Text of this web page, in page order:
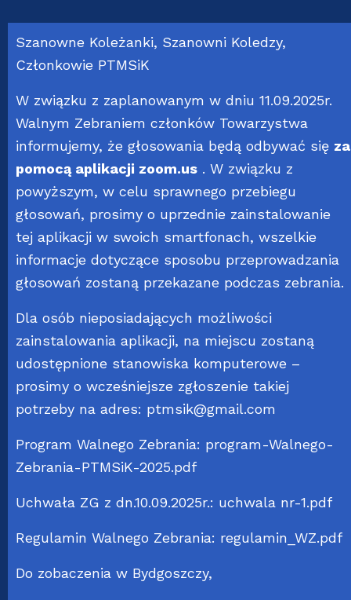
Szanowne Koleżanki, Szanowni Koledzy,
Członkowie PTMSiK
W związku z zaplanowanym w dniu 11.09.2025r.
Walnym Zebraniem członków Towarzystwa
informujemy, że głosowania będą odbywać się za
pomocą aplikacji zoom.us . W związku z
powyższym, w celu sprawnego przebiegu
głosowań, prosimy o uprzednie zainstalowanie
tej aplikacji w swoich smartfonach, wszelkie
informacje dotyczące sposobu przeprowadzania
głosowań zostaną przekazane podczas zebrania.
Dla osób nieposiadających możliwości
zainstalowania aplikacji, na miejscu zostaną
udostępnione stanowiska komputerowe –
prosimy o wcześniejsze zgłoszenie takiej
potrzeby na adres: ptmsik@gmail.com
Program Walnego Zebrania: program-Walnego-
Zebrania-PTMSiK-2025.pdf
Uchwała ZG z dn.10.09.2025r.: uchwala nr-1.pdf
Regulamin Walnego Zebrania: regulamin_WZ.pdf
Do zobaczenia w Bydgoszczy,